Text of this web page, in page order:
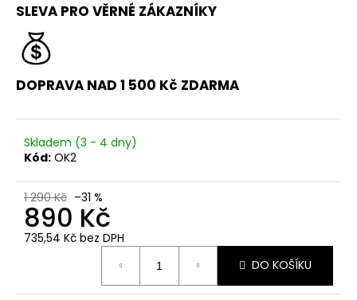
SLEVA PRO VĚRNÉ ZÁKAZNÍKY
DOPRAVA NAD 1 500 Kč ZDARMA
Skladem (3 - 4 dny)
Kód: OK2
1 290 Kč –31 %
890 Kč
735,54 Kč bez DPH
DO KOŠÍKU